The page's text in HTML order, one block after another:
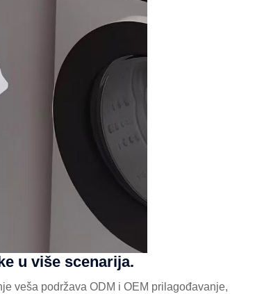
u više scenarija.
veša podržava ODM i OEM prilagođavanje,